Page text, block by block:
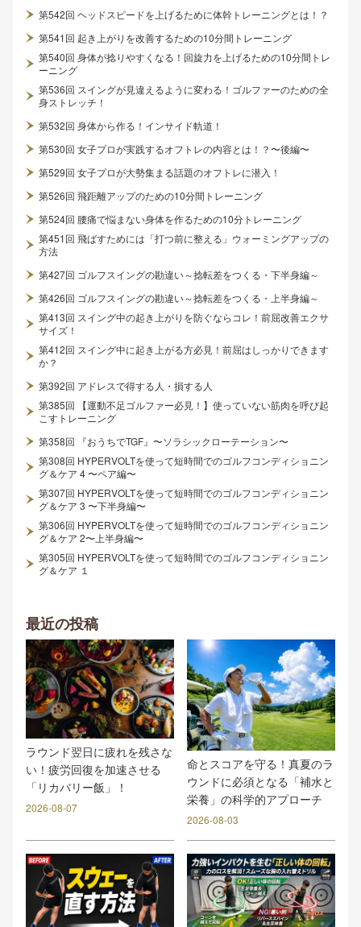
第542回 ヘッドスピードを上げるために体幹トレーニングとは！？
第541回 起き上がりを改善するための10分間トレーニング
第540回 身体が捻りやすくなる！回旋力を上げるための10分間トレ
ーニング
第536回 スイングが見違えるように変わる！ゴルファーのための全
身ストレッチ！
第532回 身体から作る！インサイド軌道！
第530回 女子プロが実践するオフトレの内容とは！？〜後編〜
第529回 女子プロが大勢集まる話題のオフトレに潜入！
第526回 飛距離アップのための10分間トレーニング
第524回 腰痛で悩まない身体を作るための10分トレーニング
第451回 飛ばすためには「打つ前に整える」ウォーミングアップの
方法
第427回 ゴルフスイングの勘違い～捻転差をつくる・下半身編～
第426回 ゴルフスイングの勘違い～捻転差をつくる・上半身編～
第413回 スイング中の起き上がりを防ぐならコレ！前屈改善エクサ
サイズ！
第412回 スイング中に起き上がる方必見！前屈はしっかりできます
か？
第392回 アドレスで得する人・損する人
第385回 【運動不足ゴルファー必見！】使っていない筋肉を呼び起
こすトレーニング
第358回 『おうちでTGF』〜ソラシックローテーション〜
第308回 HYPERVOLTを使って短時間でのゴルフコンディショニン
グ＆ケア 4 〜ペア編〜
第307回 HYPERVOLTを使って短時間でのゴルフコンディショニン
グ＆ケア 3 〜下半身編〜
第306回 HYPERVOLTを使って短時間でのゴルフコンディショニン
グ＆ケア 2〜上半身編〜
第305回 HYPERVOLTを使って短時間でのゴルフコンディショニン
グ＆ケア １
最近の投稿
ラウンド翌日に疲れを残さな
い！疲労回復を加速させる
「リカバリー飯」！
2026-08-07
命とスコアを守る！真夏のラ
ウンドに必須となる「補水と
栄養」の科学的アプローチ
2026-08-03